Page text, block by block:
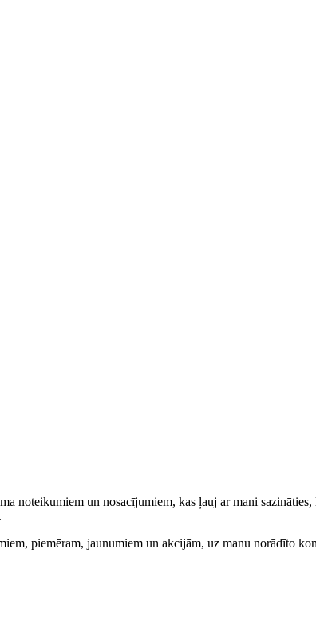
noteikumiem un nosacījumiem, kas ļauj ar mani
piemēram, jaunumiem un akcijām, uz manu norādīto